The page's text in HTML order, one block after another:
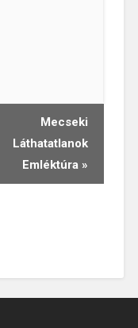
Mecseki
Láthatatlanok
Emléktúra »